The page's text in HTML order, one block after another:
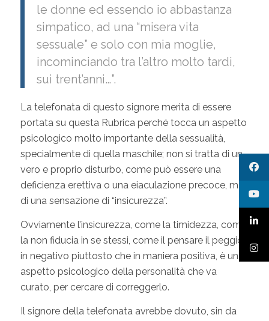
le donne ed essendo io abbastanza
simpatico, ad una “misera vita
sessuale” e solo con mia moglie,
incominciando tra l’altro molto tardi,
sui trent’anni…”.
La telefonata di questo signore merita di essere
portata su questa Rubrica perché tocca un aspetto
psicologico molto importante della sessualità,
specialmente di quella maschile; non si tratta di un
vero e proprio disturbo, come può essere una
deficienza erettiva o una eiaculazione precoce, ma
di una sensazione di “insicurezza”.
Ovviamente l’insicurezza, come la timidezza, come
la non fiducia in se stessi, come il pensare il peggio,
in negativo piuttosto che in maniera positiva, è un
aspetto psicologico della personalità che va
curato, per cercare di correggerlo.
Il signore della telefonata avrebbe dovuto, sin da